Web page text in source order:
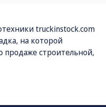
truckinstock.com
на которой
продаже строительной,
непосредственно с